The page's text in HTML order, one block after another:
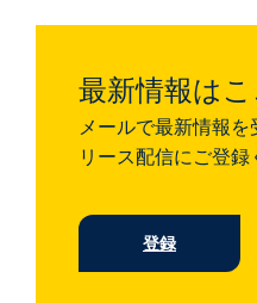
最新情報は
メールで最新情報
リース配信にご登録
登録